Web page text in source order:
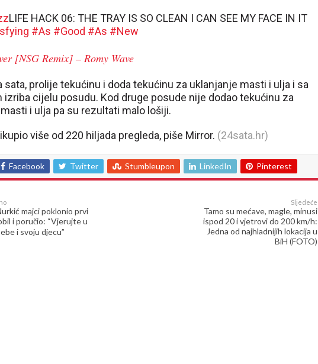
LIFE HACK 06: THE TRAY IS SO CLEAN I CAN SEE MY FACE IN IT
#As #Good #As #New
[NSG Remix] – Romy Wave
sata, prolije tekućinu i doda tekućinu za uklanjanje masti i ulja i sa
izriba cijelu posudu. Kod druge posude nije dodao tekućinu za
i ulja pa su rezultati malo lošiji.
više od 220 hiljada pregleda, piše Mirror. (24sata.hr)
Facebook Twitter Stumbleupon LinkedIn Pinterest
majci poklonio prvi
i poručio: “Vjerujte u
i svoju djecu”
Sljedeće
Tamo su mećave, magle, minusi
ispod 20 i vjetrovi do 200 km/h:
Jedna od najhladnijih lokacija u
BiH (FOTO)